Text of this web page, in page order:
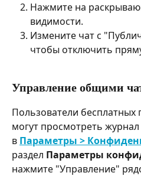
Нажмите на
видимости.
Измените чат с
чтобы отключить
Управление общими
Пользователи бесплатных
могут просмотреть
в Параметры >
раздел Параметры
нажмите "Управление"